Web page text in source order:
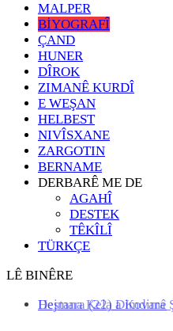
MALPER
BİYOGRAFÎ
ÇAND
HUNER
DÎROK
ZIMANÊ KURDÎ
E WEŞAN
HELBEST
NIVÎSXANE
ZARGOTIN
BERNAME
DERBARÊ ME DE
AGAHÎ
DESTEK
TÊKÎLÎ
TÜRKÇE
LÊ BINÊRE
Hejmara (22) a Kovara
Destana Kela Dimdimê